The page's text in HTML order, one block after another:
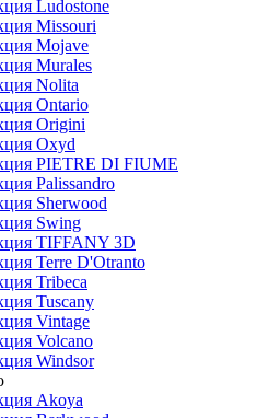
Ludostone
Missouri
Mojave
Murales
Nolita
Ontario
Origini
Oxyd
PIETRE DI FIUME
Palissandro
Sherwood
Swing
TIFFANY 3D
Terre D'Otranto
Tribeca
Tuscany
Vintage
Volcano
Windsor
Akoya